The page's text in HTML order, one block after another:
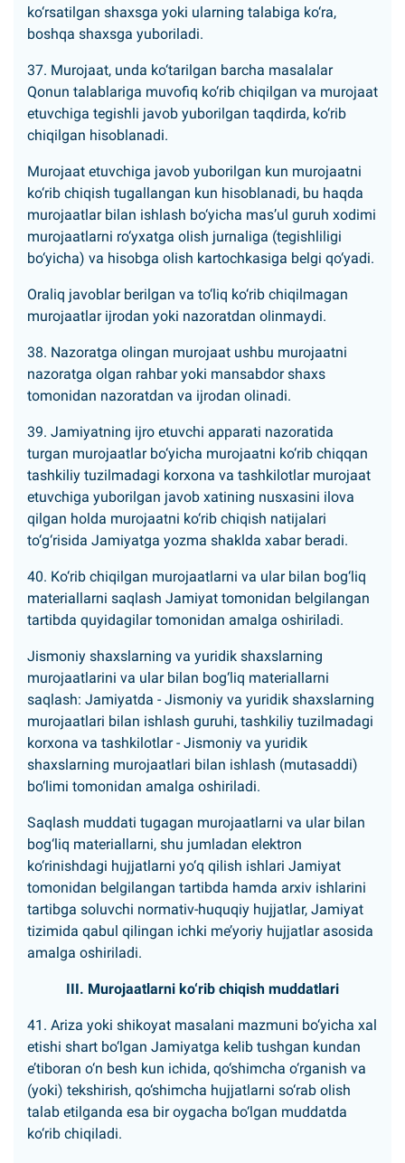
ko‘rsatilgan shaxsga yoki ularning talabiga ko‘ra,
boshqa shaxsga yuboriladi.
37. Murojaat, unda ko‘tarilgan barcha masalalar
Qonun talablariga muvofiq ko‘rib chiqilgan va murojaat
etuvchiga tegishli javob yuborilgan taqdirda, ko‘rib
chiqilgan hisoblanadi.
Murojaat etuvchiga javob yuborilgan kun murojaatni
ko‘rib chiqish tugallangan kun hisoblanadi, bu haqda
murojaatlar bilan ishlash bo‘yicha mas’ul guruh xodimi
murojaatlarni ro‘yxatga olish jurnaliga (tegishliligi
bo‘yicha) va hisobga olish kartochkasiga belgi qo‘yadi.
Oraliq javoblar berilgan va to‘liq ko‘rib chiqilmagan
murojaatlar ijrodan yoki nazoratdan olinmaydi.
38. Nazoratga olingan murojaat ushbu murojaatni
nazoratga olgan rahbar yoki mansabdor shaxs
tomonidan nazoratdan va ijrodan olinadi.
39. Jamiyatning ijro etuvchi apparati nazoratida
turgan murojaatlar bo‘yicha murojaatni ko‘rib chiqqan
tashkiliy tuzilmadagi korxona va tashkilotlar murojaat
etuvchiga yuborilgan javob xatining nusxasini ilova
qilgan holda murojaatni ko‘rib chiqish natijalari
to‘g‘risida Jamiyatga yozma shaklda xabar beradi.
40. Ko‘rib chiqilgan murojaatlarni va ular bilan bog‘liq
materiallarni saqlash Jamiyat tomonidan belgilangan
tartibda quyidagilar tomonidan amalga oshiriladi.
Jismoniy shaxslarning va yuridik shaxslarning
murojaatlarini va ular bilan bog‘liq materiallarni
saqlash: Jamiyatda - Jismoniy va yuridik shaxslarning
murojaatlari bilan ishlash guruhi, tashkiliy tuzilmadagi
korxona va tashkilotlar - Jismoniy va yuridik
shaxslarning murojaatlari bilan ishlash (mutasaddi)
bo‘limi tomonidan amalga oshiriladi.
Saqlash muddati tugagan murojaatlarni va ular bilan
bog‘liq materiallarni, shu jumladan elektron
ko‘rinishdagi hujjatlarni yo‘q qilish ishlari Jamiyat
tomonidan belgilangan tartibda hamda arxiv ishlarini
tartibga soluvchi normativ-huquqiy hujjatlar, Jamiyat
tizimida qabul qilingan ichki me’yoriy hujjatlar asosida
amalga oshiriladi.
III. Murojaatlarni ko‘rib chiqish muddatlari
41. Ariza yoki shikoyat masalani mazmuni bo‘yicha xal
etishi shart bo‘lgan Jamiyatga kelib tushgan kundan
e’tiboran o‘n besh kun ichida, qo‘shimcha o‘rganish va
(yoki) tekshirish, qo‘shimcha hujjatlarni so‘rab olish
talab etilganda esa bir oygacha bo‘lgan muddatda
ko‘rib chiqiladi.